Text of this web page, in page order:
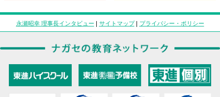
永瀬昭幸 理事長インタビュー | サイトマップ| プライバシー・ポリシー